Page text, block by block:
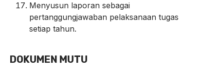
Menyusun laporan sebagai
pertanggungjawaban pelaksanaan tugas
setiap tahun.
DOKUMEN MUTU